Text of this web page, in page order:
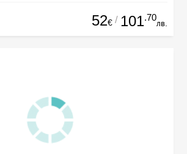
52€ / 101.70
лв.